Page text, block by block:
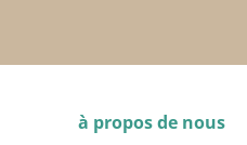
à propos de nous